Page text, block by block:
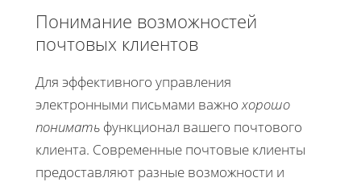
Понимание возможностей
почтовых клиентов
Для эффективного управления
электронными письмами важнохорошо
понимать функционал вашего почтового
клиента. Современные почтовые клиенты
предоставляют разные возможности и